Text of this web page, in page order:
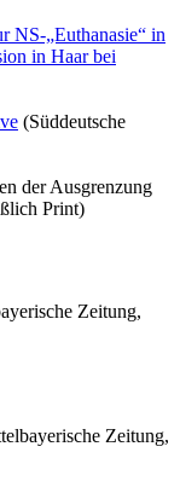
NS-„Euthanasie“ in
in Haar bei
(Süddeutsche
der Ausgrenzung
Print)
Zeitung,
Zeitung,